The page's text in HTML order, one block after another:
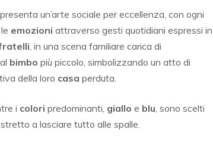
un’arte sociale per eccellenza, con ogni
emozioni attraverso gesti quotidiani espressi in
, in una scena familiare carica di
bimbo più piccolo, simbolizzando un atto di
della loro casa perduta.
i colori predominanti, giallo e blu, sono scelti
a lasciare tutto alle spalle.